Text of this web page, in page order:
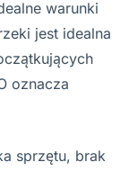
warunki
jest idealna
oznacza
sprzętu, brak